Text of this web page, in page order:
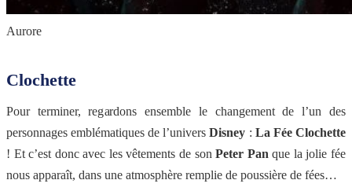
Aurore
Clochette
Pour terminer, regardons ensemble le changement de l’un des
personnages emblématiques de l’universDisney : La Fée Clochette
! Et c’est donc avec les vêtements de sonPeter Panque la jolie fée
nous apparaît, dans une atmosphère remplie de poussière de fées…